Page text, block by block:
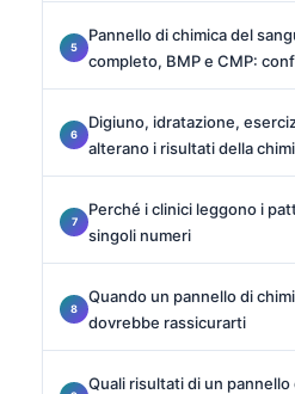
Pannello di chimica del
completo, BMP e CMP:
Digiuno, idratazione,
alterano i risultati della
Perché i clinici leggono i
singoli numeri
Quando un pannello di
dovrebbe rassicurarti
Quali risultati di un pannello